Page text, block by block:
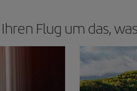
Flug um das,